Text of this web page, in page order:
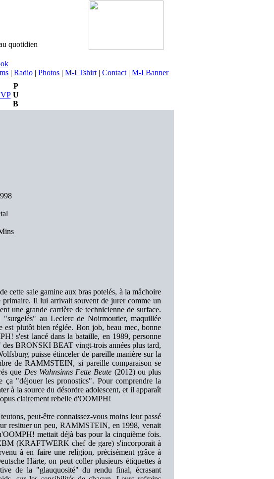
quotidien
| Radio| Photos| M-I Tshirt| Contact| M-I Banner
P
U
B
cette sale gamine aux bras potelés, à la mâchoire
primaire. Il lui arrivait souvent de jurer comme un
une grande carrière de technicienne de surface.
au Leclerc de Noirmoutier, maquillée
est plutôt bien réglée. Bon job, beau mec, bonne
s'est lancé dans la bataille, en 1989, personne
BRONSKI BEAT vingt-trois années plus tard,
puisse étinceler de pareille manière sur la
de RAMMSTEIN, si pareille comparaison se
que Des Wahnsinns Fette Beute (2012) ou plus
"déjouer les pronostics". Pour comprendre la
à la source du désordre adolescent, et il apparaît
clairement rebelle d'OOMPH!
peut-être connaissez-vous moins leur passé
resituer un peu, RAMMSTEIN, en 1998, venait
mettait déjà bas pour la cinquième fois.
(KRAFTWERK chef de gare) s'incorporait à
à en faire une religion, précisément grâce à
Härte, on peut coller plusieurs étiquettes à
de la "glauquosité" du rendu final, écrasant